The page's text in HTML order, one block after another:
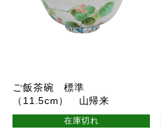
ご飯茶碗 標準
（11.5cm） 山帰来
在庫切れ